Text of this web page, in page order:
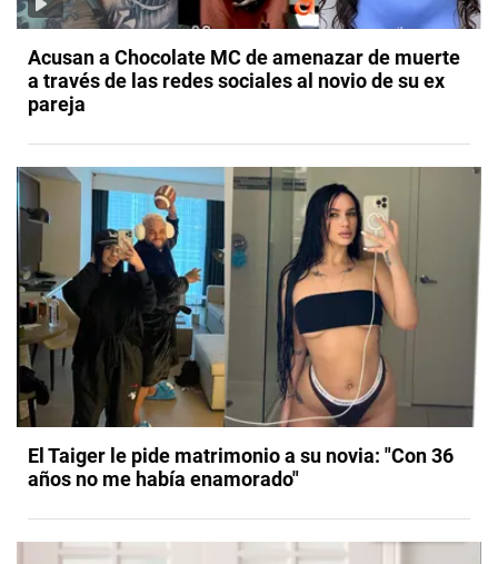
Acusan a Chocolate MC de amenazar de muerte
a través de las redes sociales al novio de su ex
pareja
El Taiger le pide matrimonio a su novia: "Con 36
años no me había enamorado"